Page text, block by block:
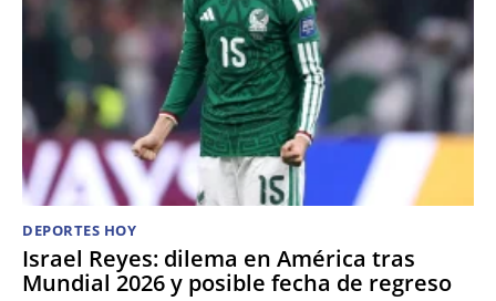
DEPORTES HOY
Israel Reyes: dilema en América tras
Mundial 2026 y posible fecha de regreso